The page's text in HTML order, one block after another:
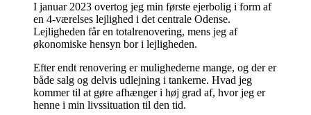
I januar 2023 overtog jeg min første ejerbolig i form af
en 4-værelses lejlighed i det centrale Odense.
Lejligheden får en totalrenovering, mens jeg af
økonomiske hensyn bor i lejligheden.
Efter endt renovering er mulighederne mange, og der er
både salg og delvis udlejning i tankerne. Hvad jeg
kommer til at gøre afhænger i høj grad af, hvor jeg er
henne i min livssituation til den tid.